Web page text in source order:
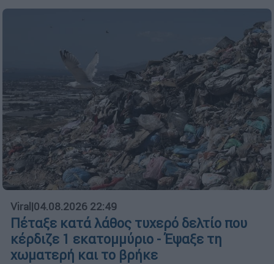
Viral|04.08.2026 22:49
Πέταξε κατά λάθος τυχερό δελτίο που
κέρδιζε 1 εκατομμύριο - Έψαξε τη
χωματερή και το βρήκε